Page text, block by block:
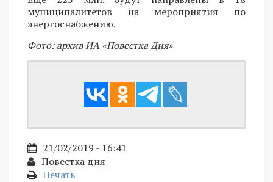
муниципалитетов на мероприятия по
энергоснабжению.
Фото: архив ИА «Повестка Дня»
21/02/2019 - 16:41
Повестка дня
Печать